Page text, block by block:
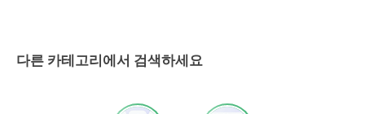
다른 카테고리에서 검색하세요